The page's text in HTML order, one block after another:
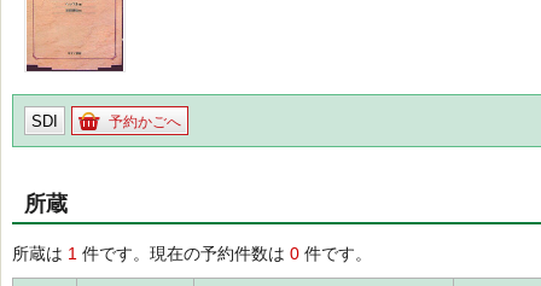
SDI 予約かごへ
所蔵
所蔵は 1 件です。現在の予約件数は 0 件です。